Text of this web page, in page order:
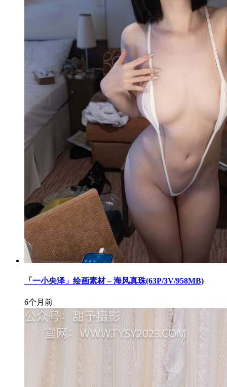
「一小央泽」绘画素材 – 海风真珠(63P/3V/958MB)
6个月前